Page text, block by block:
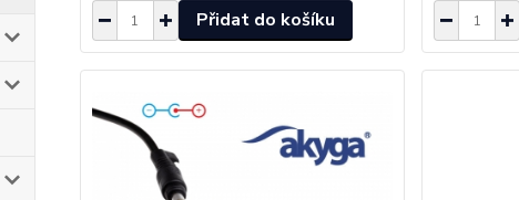
Přidat do košíku